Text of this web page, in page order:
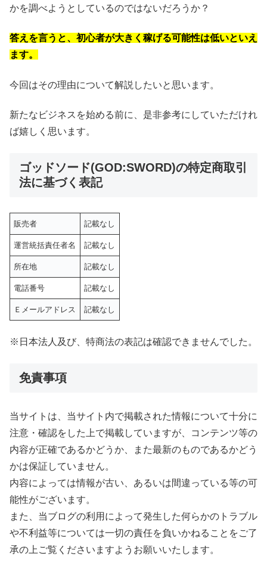
かを調べようとしているのではないだろうか？
答えを言うと、初心者が大きく稼げる可能性は低いといえ
ます。
今回はその理由について解説したいと思います。
新たなビジネスを始める前に、是非参考にしていただけれ
ば嬉しく思います。
ゴッドソード(GOD:SWORD)の特定商取引
法に基づく表記
販売者 記載なし
運営統括責任者名 記載なし
所在地 記載なし
電話番号 記載なし
Ｅメールアドレス 記載なし
※日本法人及び、特商法の表記は確認できませんでした。
免責事項
当サイトは、当サイト内で掲載された情報について十分に
注意・確認をした上で掲載していますが、コンテンツ等の
内容が正確であるかどうか、また最新のものであるかどう
かは保証していません。
内容によっては情報が古い、あるいは間違っている等の可
能性がございます。
また、当ブログの利用によって発生した何らかのトラブル
や不利益等については一切の責任を負いかねることをご了
承の上ご覧くださいますようお願いいたします。